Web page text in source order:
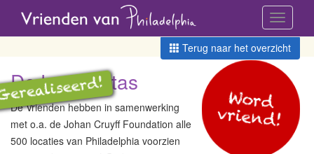
Toggle
Word
vriend!
Terug naar het overzicht
De beweegtas
De Vrienden hebben in samenwerking
met o.a. de Johan Cruyff Foundation alle
500 locaties van Philadelphia voorzien